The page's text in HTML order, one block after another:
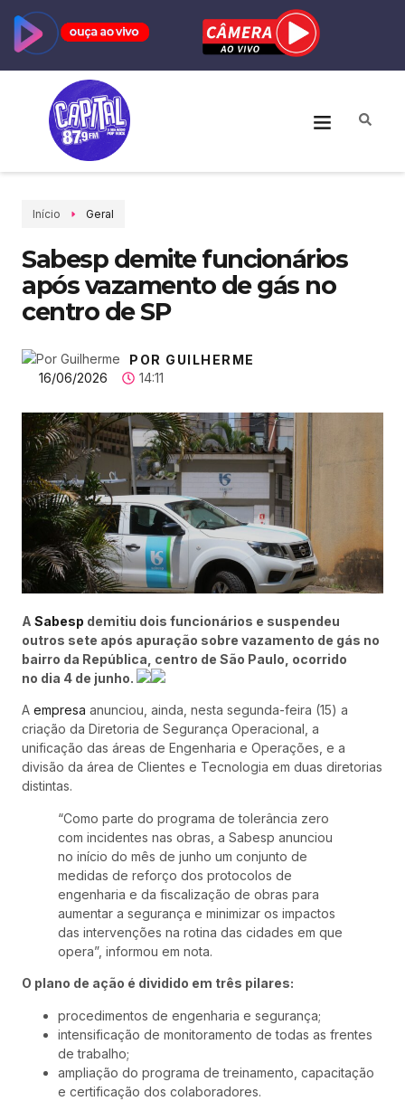
Início Geral
Sabesp demite funcionários
após vazamento de gás no
centro de SP
POR GUILHERME
16/06/2026
14:11
A Sabesp demitiu dois funcionários e suspendeu
outros sete após apuração sobre vazamento de gás no
bairro da República, centro de São Paulo, ocorrido
no dia 4 de junho.
A empresa anunciou, ainda, nesta segunda-feira (15) a
criação da Diretoria de Segurança Operacional, a
unificação das áreas de Engenharia e Operações, e a
divisão da área de Clientes e Tecnologia em duas diretorias
distintas.
“Como parte do programa de tolerância zero
com incidentes nas obras, a Sabesp anunciou
no início do mês de junho um conjunto de
medidas de reforço dos protocolos de
engenharia e da fiscalização de obras para
aumentar a segurança e minimizar os impactos
das intervenções na rotina das cidades em que
opera”, informou em nota.
O plano de ação é dividido em três pilares:
procedimentos de engenharia e segurança;
intensificação de monitoramento de todas as frentes
de trabalho;
ampliação do programa de treinamento, capacitação
e certificação dos colaboradores.